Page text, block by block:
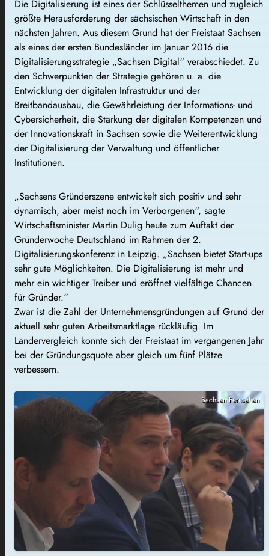
Die Digitalisierung ist eines der Schlüsselthemen und zugleich
größte Herausforderung der sächsischen Wirtschaft in den
nächsten Jahren. Aus diesem Grund hat der Freistaat Sachsen
als eines der ersten Bundesländer im Januar 2016 die
Digitalisierungsstrategie „Sachsen Digital“ verabschiedet. Zu
den Schwerpunkten der Strategie gehören u. a. die
Entwicklung der digitalen Infrastruktur und der
Breitbandausbau, die Gewährleistung der Informations- und
Cybersicherheit, die Stärkung der digitalen Kompetenzen und
der Innovationskraft in Sachsen sowie die Weiterentwicklung
der Digitalisierung der Verwaltung und öffentlicher
Institutionen.
„Sachsens Gründerszene entwickelt sich positiv und sehr
dynamisch, aber meist noch im Verborgenen“, sagte
Wirtschaftsminister Martin Dulig heute zum Auftakt der
Gründerwoche Deutschland im Rahmen der 2.
Digitalisierungskonferenz in Leipzig. „Sachsen bietet Start-ups
sehr gute Möglichkeiten. Die Digitalisierung ist mehr und
mehr ein wichtiger Treiber und eröffnet vielfältige Chancen
für Gründer.“
Zwar ist die Zahl der Unternehmensgründungen auf Grund der
aktuell sehr guten Arbeitsmarktlage rückläufig. Im
Ländervergleich konnte sich der Freistaat im vergangenen Jahr
bei der Gründungsquote aber gleich um fünf Plätze
verbessern.
Sachsen Fernsehen